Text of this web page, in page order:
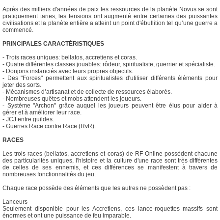
Après des milliers d'années de paix les ressources de la planète Novus se sont
pratiquement taries, les tensions ont augmenté entre certaines des puissantes
civilisations et la planète entière a atteint un point d'ébullition tel qu’une guerre a
commencé.
PRINCIPALES CARACTÉRISTIQUES
- Trois races uniques: bellatos, accretiens et coras.
- Quatre différentes classes jouables: rôdeur, spiritualiste, guerrier et spécialiste.
- Donjons instanciés avec leurs propres objectifs.
- Des "Forces" permettent aux spiritualistes d'utiliser différents éléments pour
jeter des sorts.
- Mécanismes d’artisanat et de collecte de ressources élaborés.
- Nombreuses quêtes et mobs attendent les joueurs.
- Système "Archon" grâce auquel les joueurs peuvent être élus pour aider à
gérer et à améliorer leur race.
- JCJ entre guildes.
- Guerres Race contre Race (RvR).
RACES
Les trois races (bellatos, accretiens et coras) de RF Online possèdent chacune
des particularités uniques, l'histoire et la culture d'une race sont très différentes
de celles de ses ennemis, et ces différences se manifestent à travers de
nombreuses fonctionnalités du jeu.
Chaque race possède des éléments que les autres ne possèdent pas :
Lanceurs
Seulement disponible pour les Accretiens, ces lance-roquettes massifs sont
énormes et ont une puissance de feu imparable.